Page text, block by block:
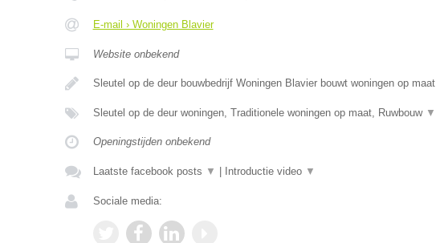
E-mail › Woningen Blavier
Website onbekend
Sleutel op de deur bouwbedrijf Woningen Blavier bouwt woningen op maat
Sleutel op de deur woningen, Traditionele woningen op maat, Ruwbouw ▼
Openingstijden onbekend
Laatste facebook posts ▼ Introductie video ▼
Sociale media: